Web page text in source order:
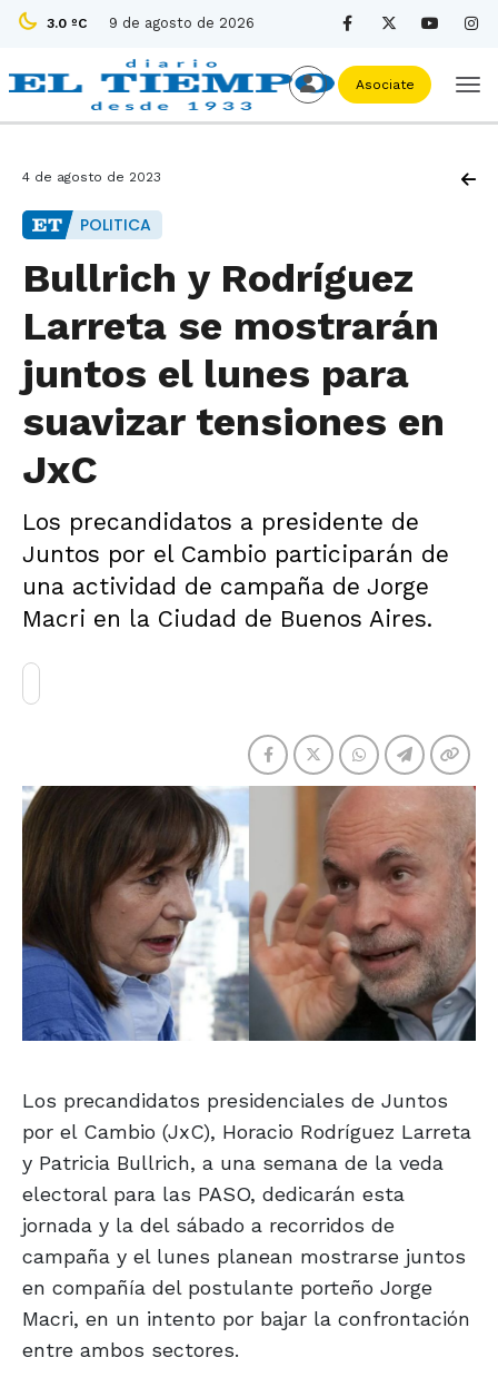
3.0 ºC 9 de agosto de 2026
Asociate
4 de agosto de 2023
POLITICA
Bullrich y Rodríguez
Larreta se mostrarán
juntos el lunes para
suavizar tensiones en
JxC
Los precandidatos a presidente de
Juntos por el Cambio participarán de
una actividad de campaña de Jorge
Macri en la Ciudad de Buenos Aires.
Los precandidatos presidenciales de Juntos
por el Cambio (JxC), Horacio Rodríguez Larreta
y Patricia Bullrich, a una semana de la veda
electoral para las PASO, dedicarán esta
jornada y la del sábado a recorridos de
campaña y el lunes planean mostrarse juntos
en compañía del postulante porteño Jorge
Macri, en un intento por bajar la confrontación
entre ambos sectores.